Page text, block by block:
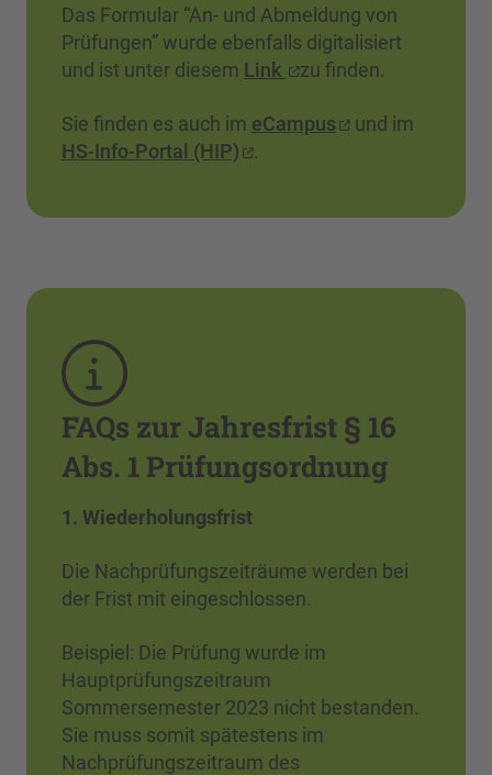
Das Formular “An- und Abmeldung von
Prüfungen” wurde ebenfalls digitalisiert
und ist unter diesem Link zu finden.
Sie finden es auch im eCampus
und im
HS-Info-Portal (HIP)
.
FAQs zur Jahresfrist § 16
Abs. 1 Prüfungsordnung
1. Wiederholungsfrist
Die Nachprüfungszeiträume werden bei
der Frist mit eingeschlossen.
Beispiel: Die Prüfung wurde im
Hauptprüfungszeitraum
Sommersemester 2023 nicht bestanden.
Sie muss somit spätestens im
Nachprüfungszeitraum des